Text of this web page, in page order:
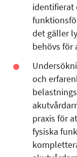
identifierat
det gäller
behövs för
och
praxis för
fysiska